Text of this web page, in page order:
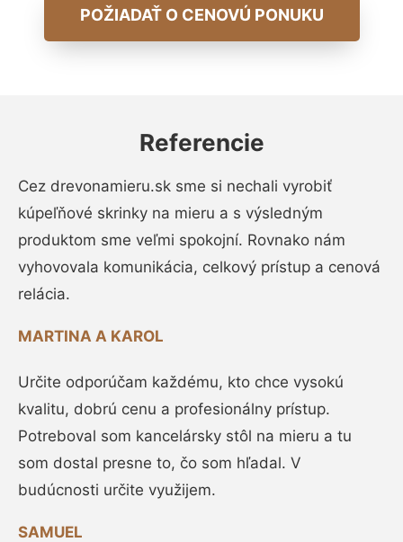
POŽIADAŤ O CENOVÚ PONUKU
Referencie
Cez drevonamieru.sk sme si nechali vyrobiť
kúpeľňové skrinky na mieru a s výsledným
produktom sme veľmi spokojní. Rovnako nám
vyhovovala komunikácia, celkový prístup a cenová
relácia.
MARTINA A KAROL
Určite odporúčam každému, kto chce vysokú
kvalitu, dobrú cenu a profesionálny prístup.
Potreboval som kancelársky stôl na mieru a tu
som dostal presne to, čo som hľadal. V
budúcnosti určite využijem.
SAMUEL